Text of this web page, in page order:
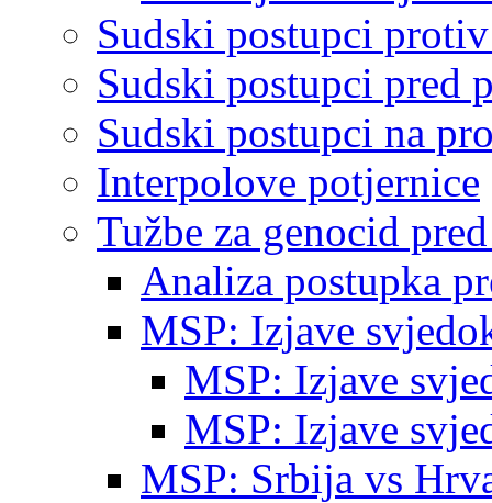
Sudski postupci
Sudski postupci pred
Sudski postupci na
Interpolove potjernice
Tužbe za genocid
Analiza postupka
MSP: Izjave
MSP: Izjave
MSP: Izjave
MSP: Srbija vs